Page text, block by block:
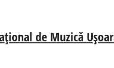
de Muzică